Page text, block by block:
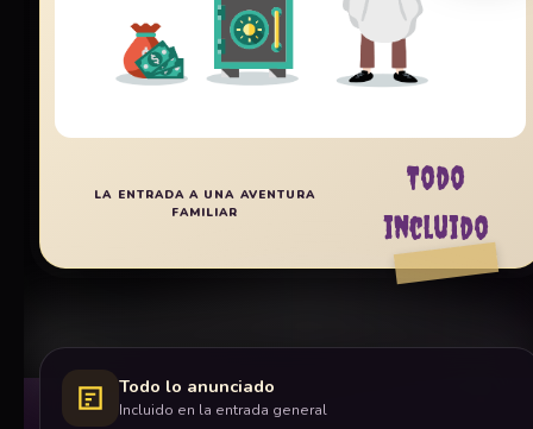
LA ENTRADA A UNA AVENTURA
FAMILIAR
Todo
incluido
Todo lo anunciado
Incluido en la entrada general